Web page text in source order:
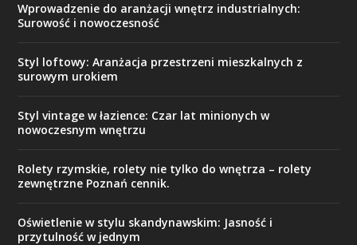
Wprowadzenie do aranżacji wnętrz industrialnych:
Surowość i nowoczesność
Styl loftowy: Aranżacja przestrzeni mieszkalnych z
surowym urokiem
Styl vintage w łazience: Czar lat minionych w
nowoczesnym wnętrzu
Rolety rzymskie, rolety nie tylko do wnętrza – rolety
zewnętrzne Poznań cennik.
Oświetlenie w stylu skandynawskim: Jasność i
przytulność w jednym